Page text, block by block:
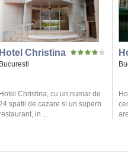
Hotel Christina
Bucuresti
Hotel Christina, cu un numar de
spatii de cazare si un superb
in ...